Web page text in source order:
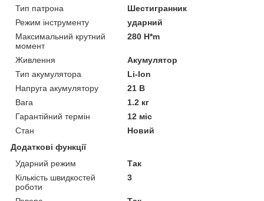
Тип патрона
Шестигранник
Режим інструменту
ударний
Максимальний крутний
момент
280 H*m
Живлення
Акумулятор
Тип акумулятора
Li-Ion
Напруга акумулятору
21 В
Вага
1.2 кг
Гарантійний термін
12 міс
Стан
Новий
Додаткові функції
Ударний режим
Так
Кількість швидкостей
роботи
3